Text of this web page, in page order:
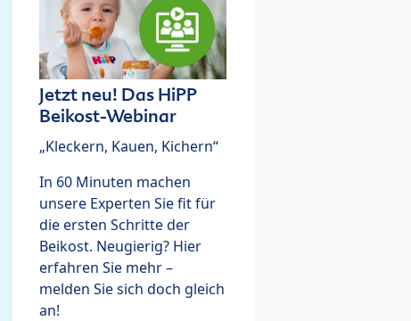
Jetzt neu! Das HiPP
Beikost-Webinar
„Kleckern, Kauen, Kichern“
In 60 Minuten machen
unsere Experten Sie fit für
die ersten Schritte der
Beikost. Neugierig? Hier
erfahren Sie mehr –
melden Sie sich doch gleich
an!